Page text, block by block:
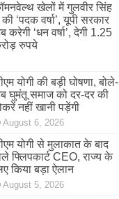
खेलों में गुलवीर सिंह
‘पदक वर्षा’, यूपी सरकार
करेगी ‘धन वर्षा’, देगी 1.25
रुपये
योगी की बड़ी घोषणा, बोले-
घुमंतू समाज को दर-दर की
नहीं खानी पड़ेंगी
August 6, 2026
योगी से मुलाकात के बाद
फ्लिपकार्ट CEO, राज्य के
किया बड़ा ऐलान
August 5, 2026